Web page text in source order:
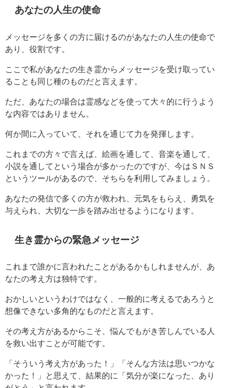
あなたの人生の使命
メッセージを多くの方に届けるのがあなたの人生の使命で
あり、役割です。
ここで私があなたの生き霊からメッセージを受け取ってい
ることも同じ種のものだと言えます。
ただ、あなたの場合は霊感などを使って大々的に行うよう
な内容ではありません。
何か間に入っていて、それを通じて力を発揮します。
これまでの方々で言えば、絵画を通して、音楽を通して、
小説を通してという場合が多かったのですが、今はＳＮＳ
というツールがあるので、そちらを利用してみましょう。
あなたの発信で多くの方が救われ、元気をもらえ、勇気を
与えられ、大切な一歩を踏み出せるようになります。
生き霊からの緊急メッセージ
これまで誰かに言われたことがあるかもしれませんが、あ
なたの考え方は独特です。
おかしいというわけではなく、一般的に考えるであろうと
想像できない多角的なものだと言えます。
その考え方があるからこそ、悩んでもがき苦しんでいる人
を救い出すことが可能です。
「そういう考え方があった！」「そんな方法は思いつかな
かった！」と思えて、結果的に「気分が楽になった、あり